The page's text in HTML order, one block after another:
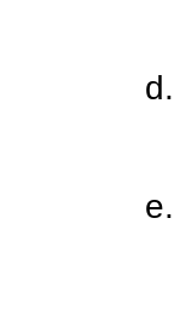
d.
e.